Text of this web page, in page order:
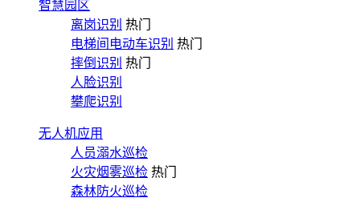
智慧园区
离岗识别 热门
电梯间电动车识别 热门
摔倒识别 热门
人脸识别
攀爬识别
无人机应用
人员溺水巡检
火灾烟雾巡检 热门
森林防火巡检